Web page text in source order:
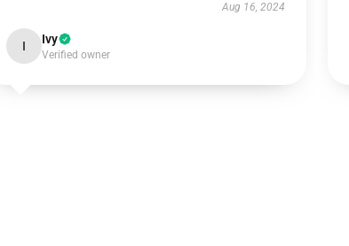
Aug 16, 2024
I Ivy
Verified owner